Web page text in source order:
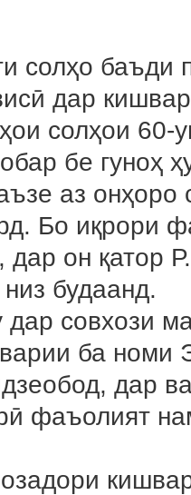
солҳо баъди
дар
солҳои
бе гуноҳ
аз онҳоро
Бо иқрори
дар он қатор
будаанд.
совхози
ба номи
дар
фаъолият